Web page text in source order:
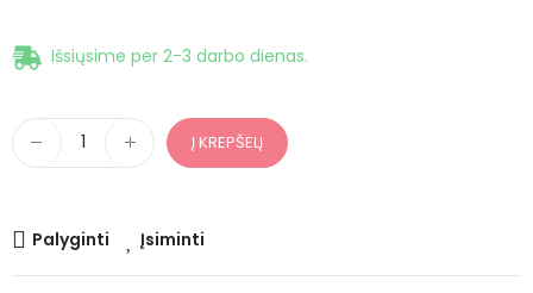
Išsiųsime per 2-3 darbo dienas.
Į KREPŠELĮ
Palyginti Įsiminti